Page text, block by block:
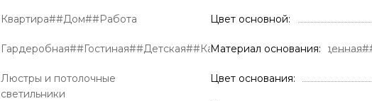
Квартира##Дом##Работа
Люстры и потолочные
светильники
Цвет основной
Материал основания
Цвет основания